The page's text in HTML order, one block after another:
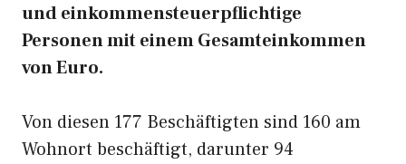
und einkommensteuerpflichtige
Personen mit einem Gesamteinkommen
von Euro.
Von diesen 177 Beschäftigten sind 160 am
Wohnort beschäftigt, darunter 94